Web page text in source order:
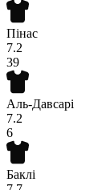
Пінас
7.2
39
Аль-Давсарі
7.2
6
Баклі